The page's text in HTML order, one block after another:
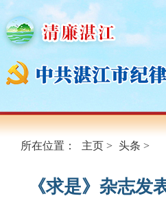
所在位置： 主页 > 头条 >
《求是》杂志